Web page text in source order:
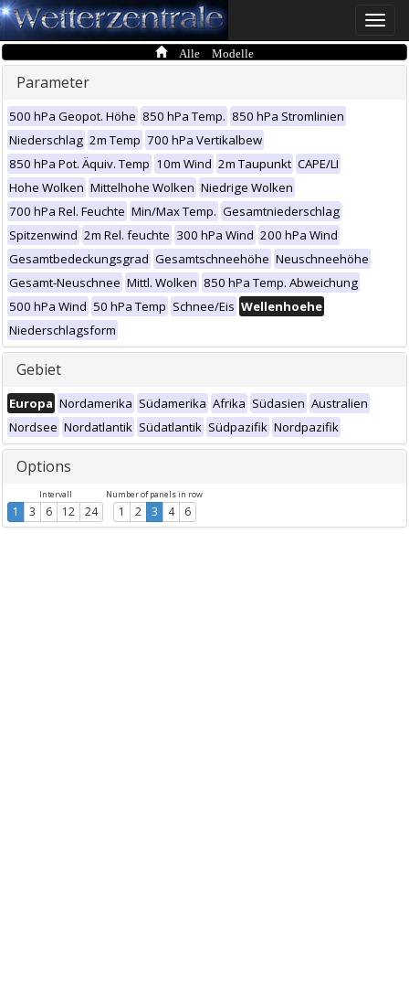
Toggle
Alle Modelle
Parameter
500 hPa Geopot. Höhe 850 hPa Temp. 850 hPa Stromlinien
Niederschlag 2m Temp 700 hPa Vertikalbew
850 hPa Pot. Äquiv. Temp 10m Wind 2m Taupunkt CAPE/LI
Hohe Wolken Mittelhohe Wolken Niedrige Wolken
700 hPa Rel. Feuchte Min/Max Temp. Gesamtniederschlag
Spitzenwind 2m Rel. feuchte 300 hPa Wind 200 hPa Wind
Gesamtbedeckungsgrad Gesamtschneehöhe Neuschneehöhe
Gesamt-Neuschnee Mittl. Wolken 850 hPa Temp. Abweichung
500 hPa Wind 50 hPa Temp Schnee/Eis Wellenhoehe
Niederschlagsform
Gebiet
Europa Nordamerika Südamerika Afrika Südasien Australien
Nordsee Nordatlantik Südatlantik Südpazifik Nordpazifik
Options
Intervall
1 3 6 12 24
Number of panels in row
1 2 3 4 6